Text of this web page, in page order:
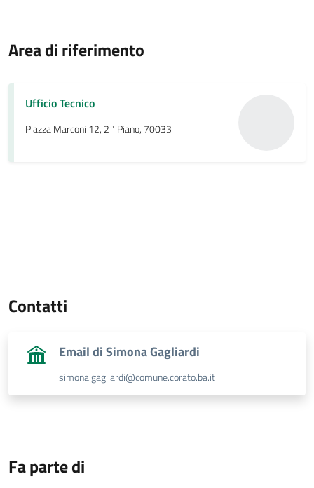
Area di riferimento
Ufficio Tecnico
Piazza Marconi 12, 2° Piano, 70033
Contatti
Email di Simona Gagliardi
simona.gagliardi@comune.corato.ba.it
Fa parte di